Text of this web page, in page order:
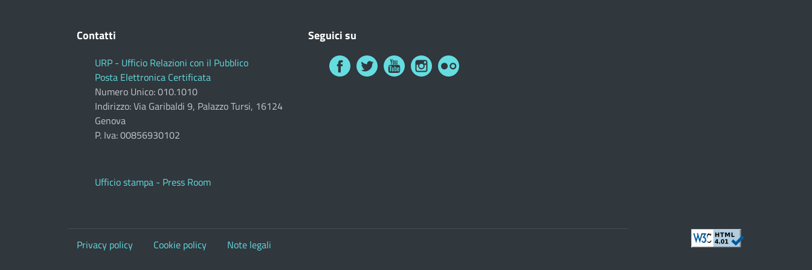
Contatti
URP - Ufficio Relazioni con il Pubblico
Posta Elettronica Certificata
Numero Unico: 010.1010
Indirizzo: Via Garibaldi 9, Palazzo Tursi, 16124
Genova
P. Iva: 00856930102
Ufficio stampa - Press Room
Seguici su
Privacy policy Cookie policy Note legali